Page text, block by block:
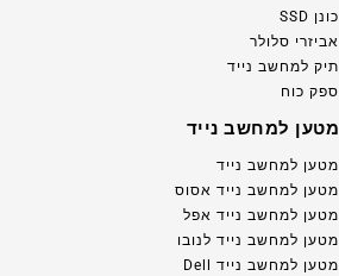
כונן SSD
אביזרי סלולר
תיק למחשב נייד
ספק כוח
מטען למחשב נייד
מטען למחשב נייד
מטען למחשב נייד אסוס
מטען למחשב נייד אפל
מטען למחשב נייד לנובו
מטען למחשב נייד Dell